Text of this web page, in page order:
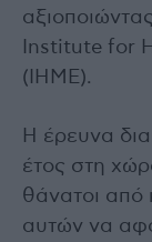
Institute for
(IHME).
Η έρευνα
έτος στη
θάνατοι από
αυτών να